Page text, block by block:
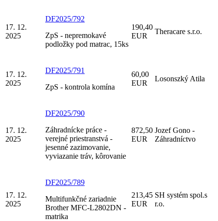
17. 12.
2025
DF2025/792
ZpS - nepremokavé
podložky pod matrac, 15ks
190,40
EUR
Theracare s.r.o.
17. 12.
2025
DF2025/791
ZpS - kontrola komína
60,00
EUR
Losonszký Atila
17. 12.
2025
DF2025/790
Záhradnícke práce -
verejné priestranstvá -
jesenné zazimovanie,
vyviazanie tráv, kôrovanie
872,50
EUR
Jozef Gono -
Záhradníctvo
17. 12.
2025
DF2025/789
Multifunkčné zariadnie
Brother MFC-L2802DN -
matrika
213,45
EUR
SH systém spol.s
r.o.